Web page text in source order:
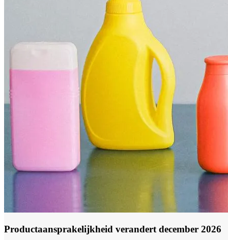
Productaansprakelijkheid verandert december 2026